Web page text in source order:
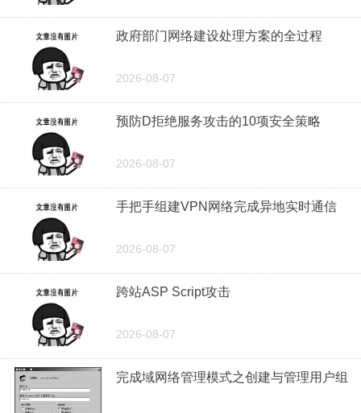
政府部门网络建设处理方案的全过程
2026-08-07
预防D拒绝服务攻击的10项安全策略
2026-08-07
手把手组建VPN网络完成异地实时通信
2026-08-07
跨站ASP Script攻击
2026-08-07
完成域网络管理模式之创建与管理用户组